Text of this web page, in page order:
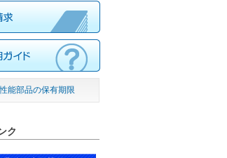
能部品の保有期限
ク